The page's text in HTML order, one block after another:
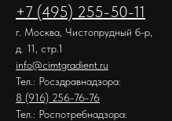
+7 (495) 255-50-11
г. Москва, Чистопрудный б-р,
д. 11, стр.1
info@cimtgradient.ru
Тел.: Росздравнадзора:
8 (916) 256-76-76
Тел.: Роспотребнадзора: